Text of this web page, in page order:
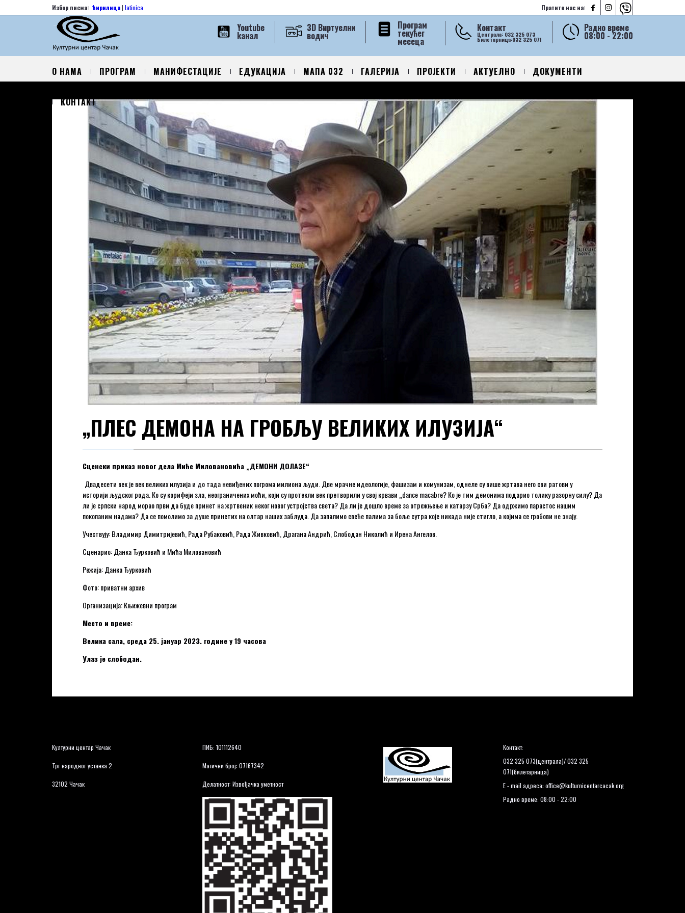
Пратите нас на:   
Избор писма: ћирилица| latinica
Радно време
08:00 - 22:00
Контакт
Централа: 032 325 073
Билетарница:032 325 071
Програм
текућег
месеца
3D Виртуелни
водич
Youtube
kанал
О НАМА ПРОГРАМ МАНИФЕСТАЦИЈЕ ЕДУКАЦИЈА МАПА 032 ГАЛЕРИЈА ПРОЈЕКТИ АКТУЕЛНО ДОКУМЕНТИ
КОНТАКТ
„ПЛЕС ДЕМОНА НА ГРОБЉУ ВЕЛИКИХ ИЛУЗИЈА“
Сценски приказ новог дела Миће Миловановића „ДЕМОНИ ДОЛАЗЕ“
Двадесети век је век великих илузија и до тада невиђених погрома милиона људи. Две мрачне идеологије, фашизам и комунизам, однеле су више жртава него сви ратови у
историји људског рода. Ко су корифеји зла, неограничених моћи, који су протекли век претворили у свој крвави „dance macabre? Ко је тим демонима подарио толику разорну силу? Да
ли је српски народ морао први да буде принет на жртвеник неког новог устројства света? Да ли је дошло време за отрежњење и катарзу Срба? Да одржимо парастос нашим
покопаним надама? Да се помолимо за душе принетих на олтар наших заблуда. Да запалимо свеће палима за боље сутра које никада није стигло, а којима се гробови не знају.
Учествују: Владимир Димитријевић, Рада Рубаковић, Рада Живковић, Драгана Андрић, Слободан Николић и Ирена Ангeлов.
Сценарио: Данка Ђурковић и Мића Миловановић
Режија: Данка Ђурковић
Фото: приватни архив
Организација: Књижевни програм
Место и време:
Велика сала, среда 25. јануар 2023. године у 19 часова
Улаз је слободан.
Културни центар Чачак
Трг народног устанка 2
32102 Чачак
ПИБ: 101112640
Матични број: 07167342
Делатност: Извођачка уметност
Контакт:
032 325 073(централа)/ 032 325
071(билетарница)
E - mail адреса: office@kulturnicentarcacak.org
Радно време: 08:00 - 22:00